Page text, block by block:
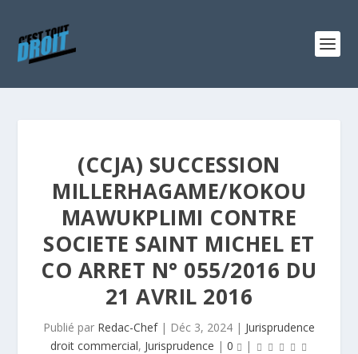
(CCJA) SUCCESSION
MILLERHAGAME/KOKOU
MAWUKPLIMI CONTRE
SOCIETE SAINT MICHEL ET
CO ARRET N° 055/2016 DU
21 AVRIL 2016
Publié par Redac-Chef| Déc 3, 2024 | Jurisprudence
droit commercial, Jurisprudence | 0 |